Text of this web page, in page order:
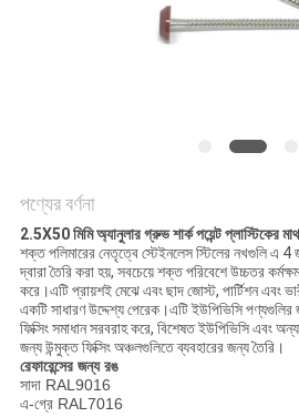
পণ্যের বর্ণনা
2.5X50 মিমি অ্যানুলার গ্রুভ শার্ক পয়েন্ট প্লাস্টিকের
শক্ত পলিমারের নেতৃত্বে স্টেইনলেস স্টিলের নখগুলি এ 4
দ্বারা তৈরি করা হয়, সবচেয়ে শক্ত পরিবেশে উচ্চতর
করে।এটি প্রায়শই মেঝে এবং ছাদ জোস্ট, পার্টিশন এবং
একটি সাধারণ উদ্দেশ্য পেরেক।এটি ইউপিভিসি
ফিক্সিং সমাধান সরবরাহ করে, বিশেষত ইউপিভিসি এবং
জন্য উন্মুক্ত ফিক্সিং অঞ্চলগুলিতে ব্যবহারের জন্য তৈরি।
রেফারেন্সের জন্য রঙ
সাদা RAL9016
এ-গ্রে RAL7016